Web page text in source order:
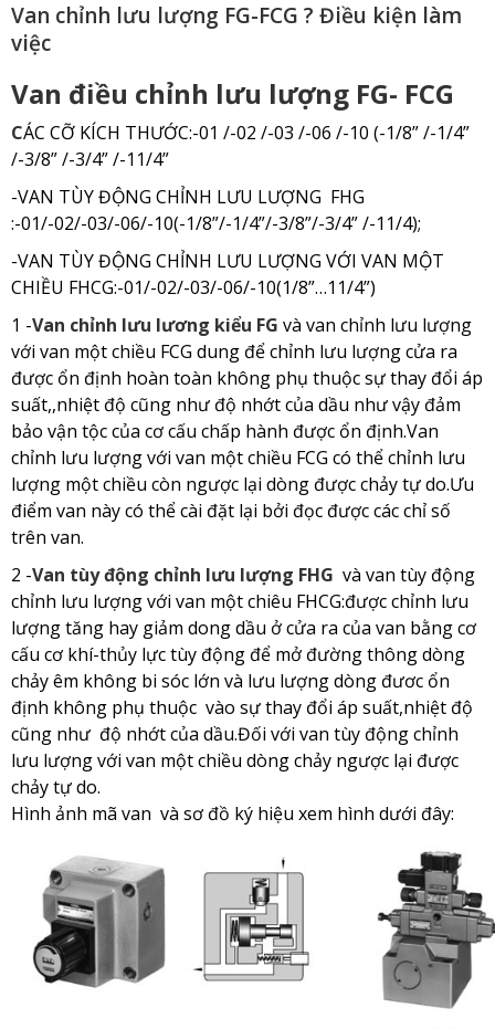
Van chỉnh lưu lượng FG-FCG ? Điều kiện làm
việc
Van điều chỉnh lưu lượng FG- FCG
CÁC CỠ KÍCH THƯỚC:-01 /-02 /-03 /-06 /-10 (-1/8” /-1/4”
/-3/8” /-3/4” /-11/4”
-VAN TÙY ĐỘNG CHỈNH LƯU LƯỢNG FHG
:-01/-02/-03/-06/-10(-1/8”/-1/4”/-3/8”/-3/4” /-11/4);
-VAN TÙY ĐỘNG CHỈNH LƯU LƯỢNG VỚI VAN MỘT
CHIỀU FHCG:-01/-02/-03/-06/-10(1/8”…11/4”)
1 -Van chỉnh lưu lương kiểu FG và van chỉnh lưu lượng
với van một chiều FCG dung để chỉnh lưu lượng cửa ra
được ổn định hoàn toàn không phụ thuộc sự thay đổi áp
suất,,nhiệt độ cũng như độ nhớt của dầu như vậy đảm
bảo vận tộc của cơ cấu chấp hành được ổn định.Van
chỉnh lưu lượng với van một chiều FCG có thể chỉnh lưu
lượng một chiều còn ngược lại dòng được chảy tự do.Ưu
điểm van này có thể cài đặt lại bởi đọc được các chỉ số
trên van.
2 -Van tùy động chỉnh lưu lượng FHG và van tùy động
chỉnh lưu lượng với van một chiêu FHCG:được chỉnh lưu
lượng tăng hay giảm dong dầu ở cửa ra của van bằng cơ
cấu cơ khí-thủy lực tùy động để mở đường thông dòng
chảy êm không bi sóc lớn và lưu lượng dòng đươc ổn
định không phụ thuộc vào sự thay đổi áp suất,nhiệt độ
cũng như độ nhớt của dầu.Đối với van tùy động chỉnh
lưu lượng với van một chiều dòng chảy ngược lại được
chảy tự do.
Hình ảnh mã van và sơ đồ ký hiệu xem hình dưới đây: